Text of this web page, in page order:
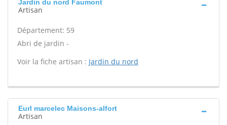
Jardin du nord Faumont
Artisan
Département: 59
Abri de jardin -
Voir la fiche artisan : Jardin du nord
Eurl marcelec Maisons-alfort
Artisan